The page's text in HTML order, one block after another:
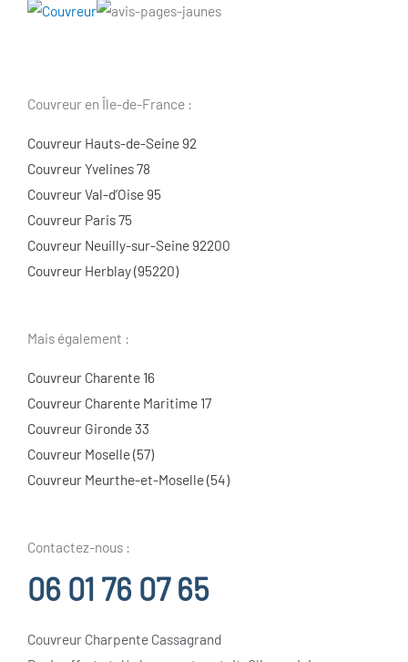
Couvreur en Île-de-France :
Couvreur Hauts-de-Seine 92
Couvreur Yvelines 78
Couvreur Val-d’Oise 95
Couvreur Paris 75
Couvreur Neuilly-sur-Seine 92200
Couvreur Herblay (95220)
Mais également :
Couvreur Charente 16
Couvreur Charente Maritime 17
Couvreur Gironde 33
Couvreur Moselle (57)
Couvreur Meurthe-et-Moselle (54)
Contactez-nous :
06 01 76 07 65
Couvreur Charpente Cassagrand